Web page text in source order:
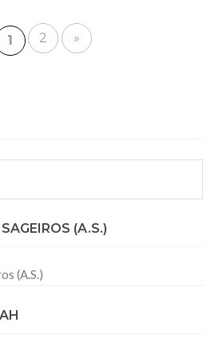
1 2 »
(A.S.)
(A.S.)